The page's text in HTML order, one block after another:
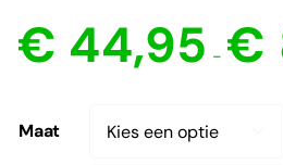
€ 44,95 - €
Maat